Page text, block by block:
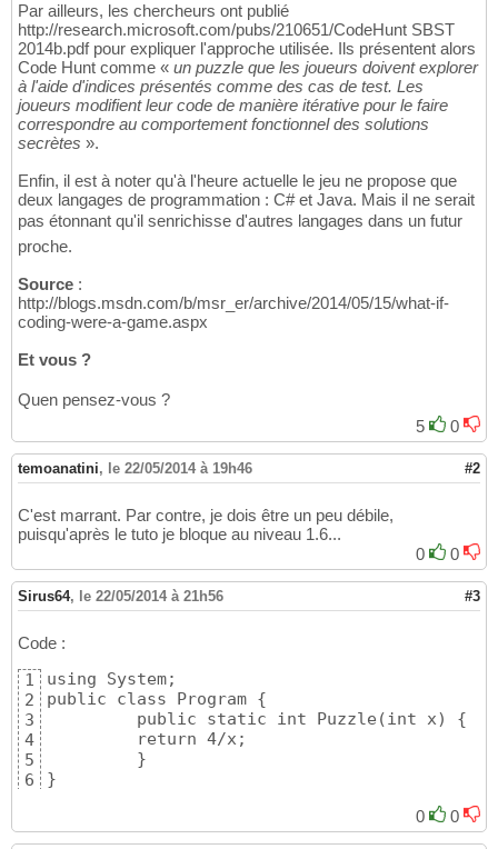
Par ailleurs, les chercheurs ont publié
http://research.microsoft.com/pubs/210651/CodeHunt SBST
2014b.pdf pour expliquer l'approche utilisée. Ils présentent alors
Code Hunt comme « un puzzle que les joueurs doivent explorer
à l'aide d'indices présentés comme des cas de test. Les
joueurs modifient leur code de manière itérative pour le faire
correspondre au comportement fonctionnel des solutions
secrètes ».
Enfin, il est à noter qu'à l'heure actuelle le jeu ne propose que
deux langages de programmation : C# et Java. Mais il ne serait
pas étonnant qu'il senrichisse d'autres langages dans un futur
proche.
Source :
http://blogs.msdn.com/b/msr_er/archive/2014/05/15/what-if-
coding-were-a-game.aspx
Et vous ?
Quen pensez-vous ?
5
0
temoanatini, le 22/05/2014 à 19h46 #2
C'est marrant. Par contre, je dois être un peu débile,
puisqu'après le tuto je bloque au niveau 1.6...
0
0
Sirus64, le 22/05/2014 à 21h56 #3
Code :
1
2
3
4
5
6
using System;
public class Program {
         public static int Puzzle(int x) {
         return 4/x;
         }
}
0 0